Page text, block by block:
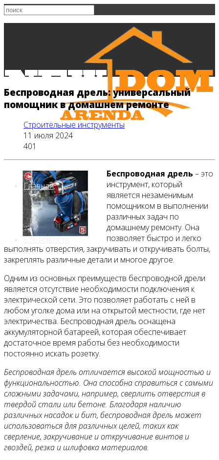
Главная
Все новости
Видео
Беспроводная дрель: универсальный
помощник в домашнем ремонте
Строительные инструменты
11 июля 2024
401
Беспроводная дрель – это
инструмент, который
является незаменимым
помощником в выполнении
различных задач по
домашнему ремонту. Она
позволяет быстро и легко
выполнять отверстия, закручивать и откручивать болты,
закреплять различные детали и многое другое.
Одним из основных преимуществ беспроводной дрели
является отсутствие необходимости подключения к
электрической сети. Это позволяет работать с ней в
любом уголке дома или на открытой местности, где нет
электричества. Беспроводная дрель оснащена
аккумуляторной батареей, которая обеспечивает
достаточное время работы без необходимости
постоянно искать розетку.
Беспроводная дрель отличается высокой мощностью и
функциональностью. Она способна справиться с самыми
сложными задачами, например, сверлить отверстия в
твердой стали или бетоне. Благодаря наличию
различных насадок и бит, беспроводная дрель может
использоваться для различных целей, таких как
сверление, закручивание и откручивание винтов и
гвоздей, резка и шлифовка материалов.